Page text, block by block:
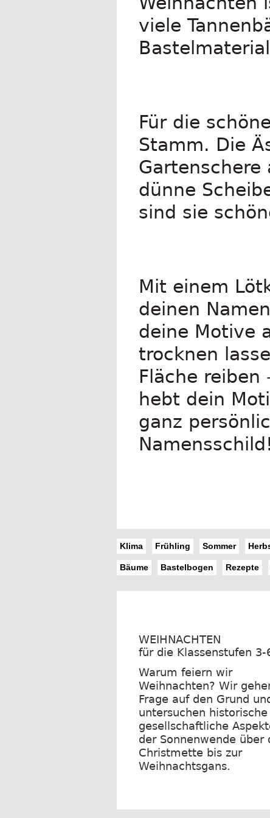
viele
Für die
Stamm. Die
dünne
sind sie
Mit einem
deinen
deine Motive
trocknen
Fläche
hebt dein
ganz
Namensschild!
Klima Frühling Sommer
Bäume Bastelbogen Rezepte
WEIHNACHTEN
für die Klassenstufen 3-
Warum feiern wir
Weihnachten? Wir
Frage auf den Grund
untersuchen historische
gesellschaftliche
der Sonnenwende über
Christmette bis zur
Weihnachtsgans.